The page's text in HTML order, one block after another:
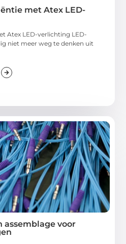
met Atex LED-
Atex LED-verlichting LED-
niet meer weg te denken uit
assemblage voor